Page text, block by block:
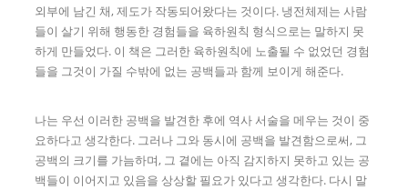
외부에 남긴 채, 제도가 작동되어왔다는 것이다. 냉전체제는 사람
들이 살기 위해 행동한 경험들을 육하원칙 형식으로는 말하지 못
하게 만들었다. 이 책은 그러한 육하원칙에 노출될 수 없었던 경험
들을 그것이 가질 수밖에 없는 공백들과 함께 보이게 해준다.
나는 우선 이러한 공백을 발견한 후에 역사 서술을 메우는 것이 중
요하다고 생각한다. 그러나 그와 동시에 공백을 발견함으로써, 그
공백의 크기를 가늠하며, 그 곁에는 아직 감지하지 못하고 있는 공
백들이 이어지고 있음을 상상할 필요가 있다고 생각한다. 다시 말